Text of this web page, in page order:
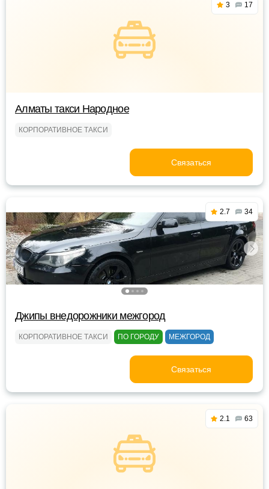
3 17
Алматы такси Народное
КОРПОРАТИВНОЕ ТАКСИ
Связаться
2.7 34
Джипы внедорожники межгород
КОРПОРАТИВНОЕ ТАКСИ ПО ГОРОДУ МЕЖГОРОД
Связаться
2.1 63